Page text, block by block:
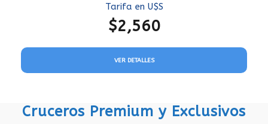
Tarifa en U$S
$2,560
VER DETALLES
Cruceros Premium y Exclusivos